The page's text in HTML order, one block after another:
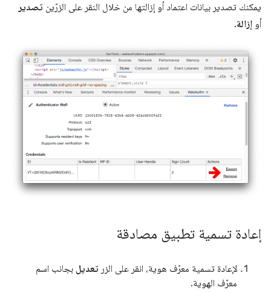
يمكنك تصدير بيانات اعتماد أو إزالتها من خلال النقر على الزرّين تصدير
أو إزالة.
إعادة تسمية تطبيق مصادقة
لإعادة تسمية معرّف هوية، انقر على الزر تعديل بجانب اسم
معرّف الهوية.